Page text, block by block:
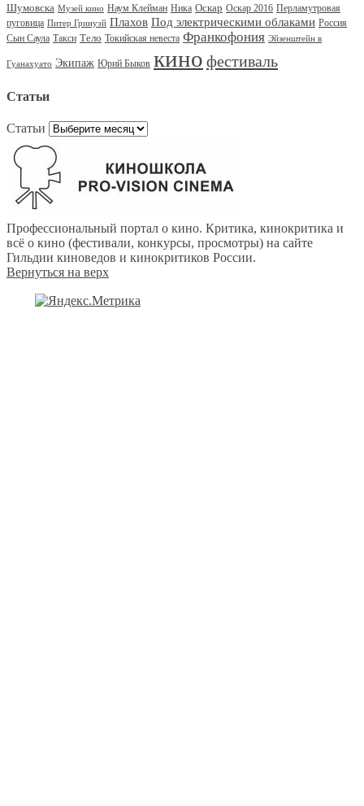
Шумовска Музей кино Наум Клейман Ника Оскар Оскар 2016 Перламутровая
пуговица Питер Гринуэй Плахов Под электрическими облаками Россия
Сын Саула Такси Тело Токийская невеста Франкофония Эйзенштейн в
Гуанахуато Экипаж Юрий Быков кино фестиваль
Статьи
Статьи
Профессиональный портал о кино. Критика, кинокритика и
всё о кино (фестивали, конкурсы, просмотры) на сайте
Гильдии киноведов и кинокритиков России.
Вернуться на верх